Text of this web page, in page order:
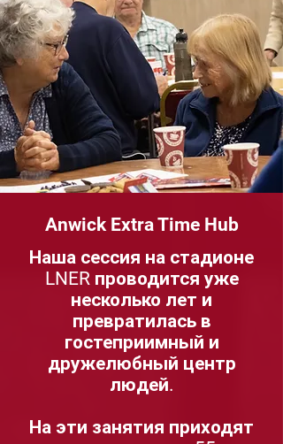
Anwick Extra Time Hub
Наша сессия на стадионе
LNER проводится уже
несколько лет и
превратилась в
гостеприимный и
дружелюбный центр
людей.
На эти занятия приходят